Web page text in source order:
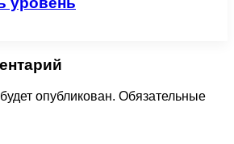
опубликован. Обязательные